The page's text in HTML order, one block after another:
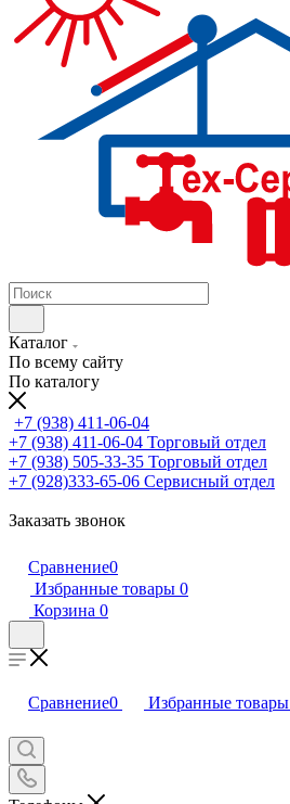
Каталог
По всему сайту
По каталогу
+7 (938) 411-06-04
+7 (938) 411-06-04 Торговый отдел
+7 (938) 505-33-35 Торговый отдел
+7 (928)333-65-06 Сервисный отдел
Заказать звонок
Сравнение0
Избранные товары 0
Корзина 0
Сравнение0 Избранные товары